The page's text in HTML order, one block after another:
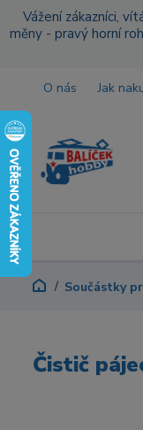
Vážení zákazníci,
měny - pravý horní
O nás Jak
Součástky
Čistič